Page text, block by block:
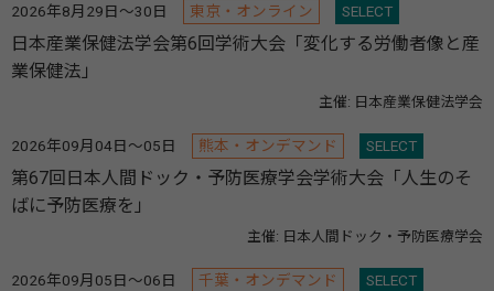
2026年8月29日～30日 東京・オンライン SELECT
日本産業保健法学会第6回学術大会「変化する労働者像と産
業保健法」
主催: 日本産業保健法学会
2026年09月04日～05日 熊本・オンデマンド SELECT
第67回日本人間ドック・予防医療学会学術大会「人生のそ
ばに予防医療を」
主催: 日本人間ドック・予防医療学会
2026年09月05日～06日 千葉・オンデマンド SELECT